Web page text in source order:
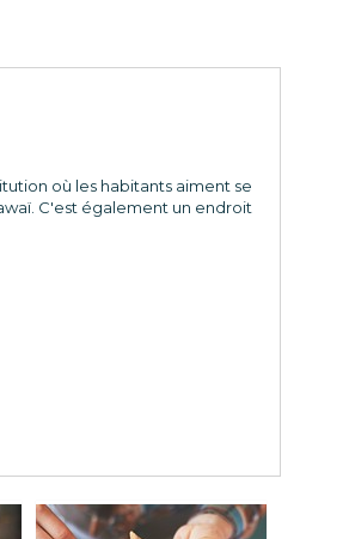
où les habitants aiment se
C'est également un endroit